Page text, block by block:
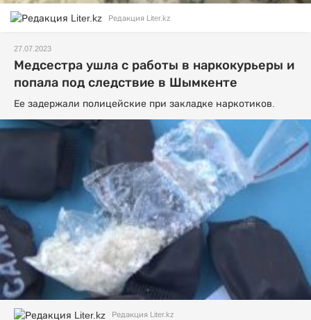
Редакция Liter.kz
27.07.2023
Медсестра ушла с работы в наркокурьеры и
попала под следствие в Шымкенте
Ее задержали полицейские при закладке наркотиков.
Редакция Liter.kz